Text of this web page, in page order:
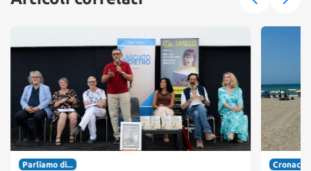
Parliamo di... Cronaca